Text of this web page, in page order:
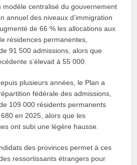
modèle centralisé du gouvernement
annuel des niveaux d’immigration
de 66 % les allocations aux
résidences permanentes,
91 500 admissions, alors que
s’élevait à 55 000.
plusieurs années, le Plan a
fédérale des admissions,
109 000 résidents permanents
en 2025, alors que les
ont subi une légère hausse.
des provinces permet à ces
ressortissants étrangers pour